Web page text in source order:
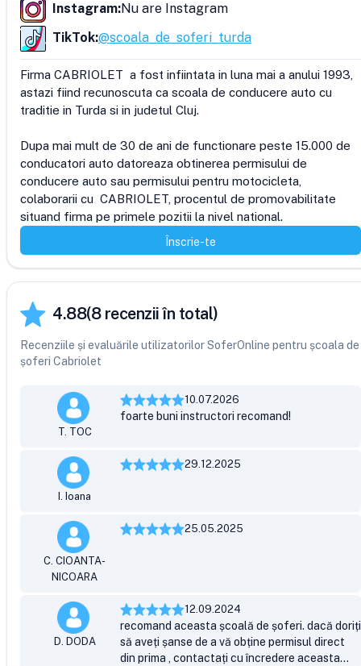
Instagram:Nu are Instagram
TikTok:@scoala_de_soferi_turda
Firma CABRIOLET  a fost infiintata in luna mai a anului 1993,
astazi fiind recunoscuta ca scoala de conducere auto cu
traditie in Turda si in judetul Cluj.
Dupa mai mult de 30 de ani de functionare peste 15.000 de
conducatori auto datoreaza obtinerea permisului de
conducere auto sau permisului pentru motocicleta,
colaborarii cu  CABRIOLET, procentul de promovabilitate
Înscrie-te
4.88(8recenzii în total)
Recenziile și evaluările utilizatorilor SoferOnline pentru școala de
șoferi Cabriolet
T. TOC
10.07.2026
foarte buni instructori recomand!
I. Ioana
29.12.2025
C. CIOANTA-
NICOARA
25.05.2025
D. DODA
12.09.2024
recomand aceasta școală de șoferi. dacă doriți
să aveți șanse de a vă obține permisul direct
din prima , contactați cu încredere aceasta